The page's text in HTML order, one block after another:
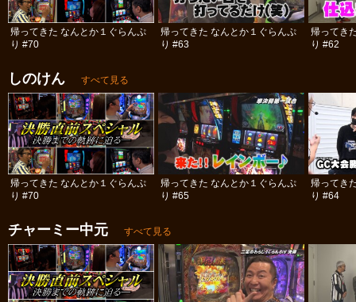
帰ってきた なんとか１ぐらんぷ
り #70
帰ってきた なんとか１ぐらんぷ
り #63
帰ってき
り #62
しのけん すべて見る
帰ってきた なんとか１ぐらんぷ
り #70
帰ってきた なんとか１ぐらんぷ
り #65
帰ってき
り #64
チャーミー中元 すべて見る